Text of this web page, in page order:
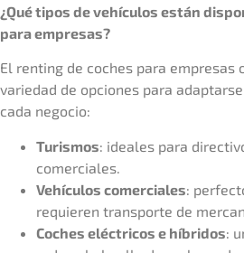
¿Qué tipos de vehículos están
para empresas?
El renting de coches para empresas
variedad de opciones para
cada negocio:
Turismos: ideales para
comerciales.
Vehículos comerciales:
requieren transporte de
Coches eléctricos e híbridos: